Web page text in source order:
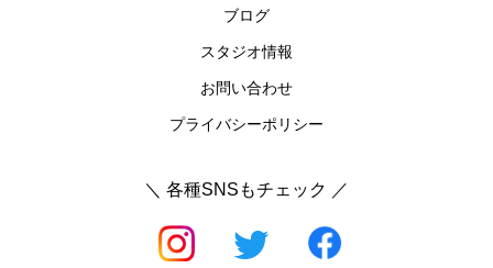
ブログ
スタジオ情報
お問い合わせ
プライバシーポリシー